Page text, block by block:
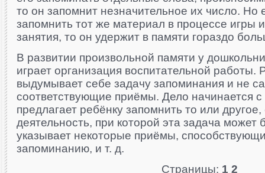
то он запомнит незначительное их число. Но
запомнить тот же материал в процессе игры
занятия, то он удержит в памяти гораздо
В развитии произвольной памяти у
играет организация воспитательной работы.
выдумывает себе задачу запоминания и не
соответствующие приёмы. Дело начинается с
предлагает ребёнку запомнить то или другое,
деятельность, при которой эта задача может
указывает некоторые приёмы,
запоминанию, и т. д.
Страницы: 1 2